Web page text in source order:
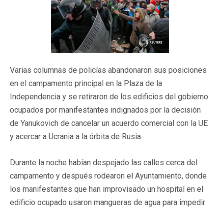
Varias columnas de policías abandonaron sus posiciones
en el campamento principal en la Plaza de la
Independencia y se retiraron de los edificios del gobierno
ocupados por manifestantes indignados por la decisión
de Yanukovich de cancelar un acuerdo comercial con la UE
y acercar a Ucrania a la órbita de Rusia.
Durante la noche habían despejado las calles cerca del
campamento y después rodearon el Ayuntamiento, donde
los manifestantes que han improvisado un hospital en el
edificio ocupado usaron mangueras de agua para impedir